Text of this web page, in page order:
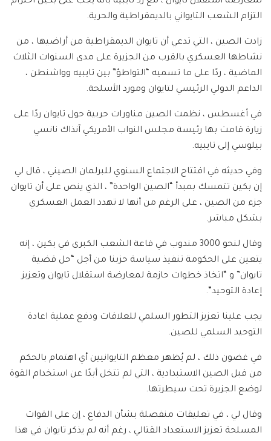
التزام الشعب التايواني بالديمقراطية والحرية.
زادت الصين ، التي تدعي أن تايوان الديمقراطية من أراضيها ، من
نشاطها العسكري بالقرب من الجزيرة على مدى السنوات الثلاث
الماضية ، ردًا على ما تسميه “التواطؤ” بين تايبيه وواشنطن ،
الداعم الدولي الرئيسي لتايوان ومورد الأسلحة.
في أغسطس ، نظمت الصين مناورات حربية حول تايوان ردًا على
زيارة قامت بها رئيسة مجلس النواب الأمريكي آنذاك نانسي
بيلوسي إلى تايبيه.
وفي حديثه في افتتاح الاجتماع السنوي للبرلمان الصيني ، قال لي
إن بكين تتمسك بمبدأ “الصين الواحدة” ، الذي ينص على أن تايوان
جزء من الصين ، على الرغم من أنها لا تهدد العمل العسكري
بشكل مباشر.
وقال لنحو 3000 مندوب في قاعة الشعب الكبرى في بكين ، إنه
يتعين على الحكومة تنفيذ سياسة حزبنا من أجل “حل قضية
تايوان” و “اتخاذ خطوات حازمة لمعارضة استقلال تايوان وتعزيز
إعادة التوحيد”.
يجب علينا تعزيز التطور السلمي للعلاقات ودفع عملية اعادة
التوحيد السلمي للصين.
في غضون ذلك ، لم يُظهر معظم التايوانيين أي اهتمام بالحكم
من قبل الصين الاستبدادية ، التي لم تتخل أبدًا عن استخدام القوة
لوضع الجزيرة تحت سيطرتها.
وقال لي ، في تعليقات منفصلة بشأن الدفاع ، إن على القوات
المسلحة تعزيز الاستعداد القتالي ، رغم أنه لم يذكر تايوان في هذا